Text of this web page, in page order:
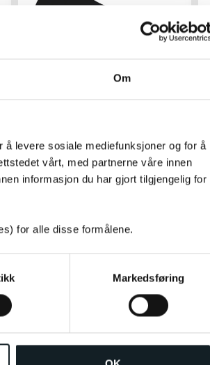
Om
levere sosiale mediefunksjoner og for å
vårt, med partnerne våre innen
informasjon du har gjort tilgjengelig for
for alle disse formålene.
Markedsføring
Sykkelsete